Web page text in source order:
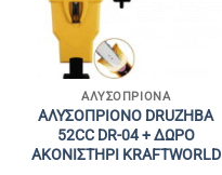
ΑΛΥΣΟΠΡΊΟΝΑ
ΑΛΥΣΟΠΡΙΟΝΟ DRUZHBA
52CC DR-04 + ΔΩΡΟ
ΑΚΟΝΙΣΤΗΡΙ KRAFTWORLD